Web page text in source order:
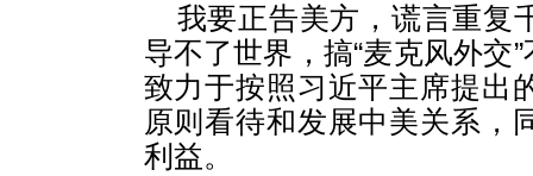
我要正告美方，谎言重复
导不了世界，搞“麦克风外交
致力于按照习近平主席提出
原则看待和发展中美关系，
利益。